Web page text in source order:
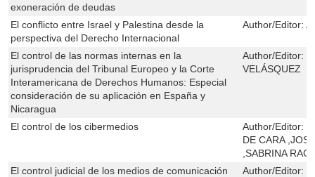
exoneración de deudas
El conflicto entre Israel y Palestina desde la
perspectiva del Derecho Internacional
Author/Editor:
El control de las normas internas en la
jurisprudencia del Tribunal Europeo y la Corte
Interamericana de Derechos Humanos: Especial
consideración de su aplicación en España y
Nicaragua
Author/Editor:
VELÁSQUEZ
El control de los cibermedios Author/Editor:
DE CARA
,SABRINA
El control judicial de los medios de comunicación
Author/Editor: